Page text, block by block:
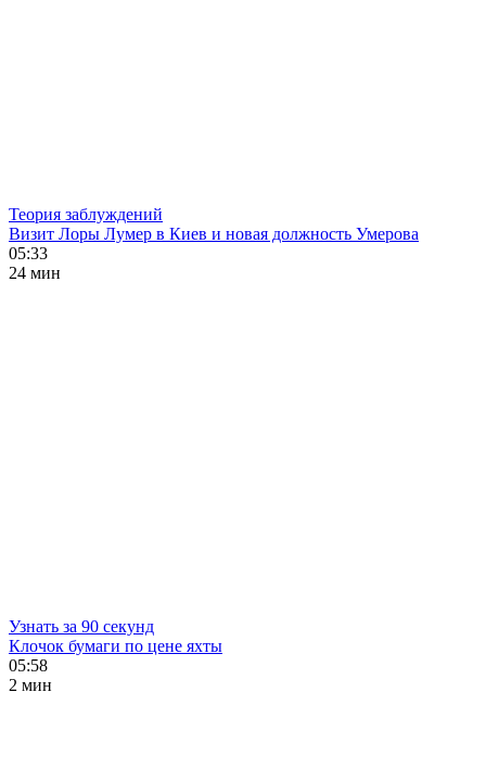
Теория заблуждений
Визит Лоры Лумер в Киев и новая должность Умерова
05:33
24 мин
Узнать за 90 секунд
Клочок бумаги по цене яхты
05:58
2 мин